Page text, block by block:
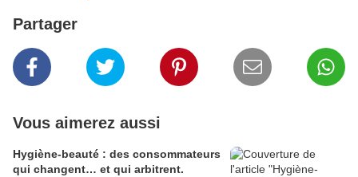
Partager
Vous aimerez aussi
Hygiène-beauté : des consommateurs
qui changent… et qui arbitrent.